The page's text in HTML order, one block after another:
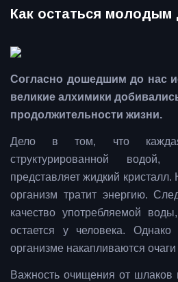
Как остаться молодым
Согласно дошедшим до нас
великие алхимики
продолжительности жизни.
Дело в том, что каждая
структурированной
представляет жидкий
организм тратит энергию.
качество употребляемой
остается у человека.
организме накапливаются очаги
Важность очищения от шлаков